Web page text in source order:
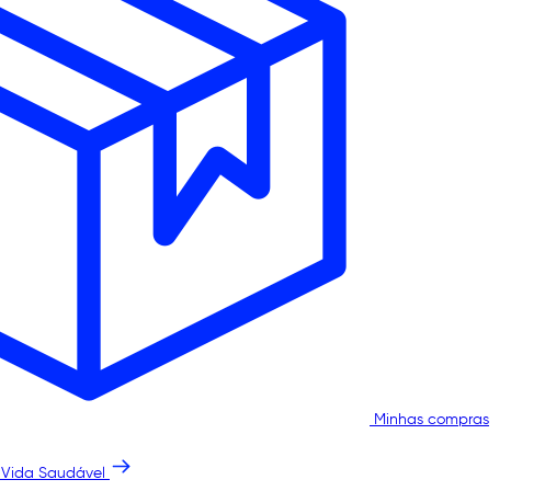
Minhas compras
Vida Saudável